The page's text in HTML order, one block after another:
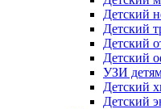
Детский
Детский
Детский
Детский
УЗИ
Детский
Детский